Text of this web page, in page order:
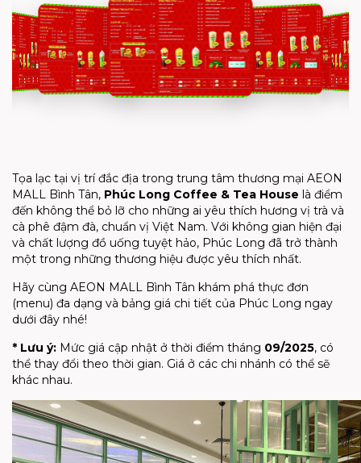
Tọa lạc tại vị trí đắc địa trong trung tâm thương mại AEON
MALL Bình Tân, Phúc Long Coffee & Tea House là điểm
đến không thể bỏ lỡ cho những ai yêu thích hương vị trà và
cà phê đậm đà, chuẩn vị Việt Nam. Với không gian hiện đại
và chất lượng đồ uống tuyệt hảo, Phúc Long đã trở thành
một trong những thương hiệu được yêu thích nhất.
Hãy cùng AEON MALL Bình Tân khám phá thực đơn
(menu) đa dạng và bảng giá chi tiết của Phúc Long ngay
dưới đây nhé!
* Lưu ý: Mức giá cập nhật ở thời điểm tháng 09/2025, có
thể thay đổi theo thời gian. Giá ở các chi nhánh có thể sẽ
khác nhau.